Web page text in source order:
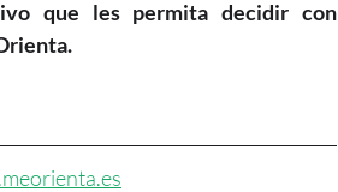
que les permita decidir con